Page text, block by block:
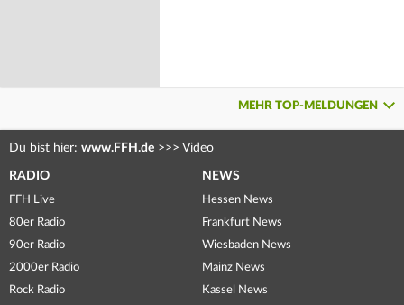
MEHR TOP-MELDUNGEN
Du bist hier: www.FFH.de >>> Video
RADIO
FFH Live
80er Radio
90er Radio
2000er Radio
Rock Radio
NEWS
Hessen News
Frankfurt News
Wiesbaden News
Mainz News
Kassel News